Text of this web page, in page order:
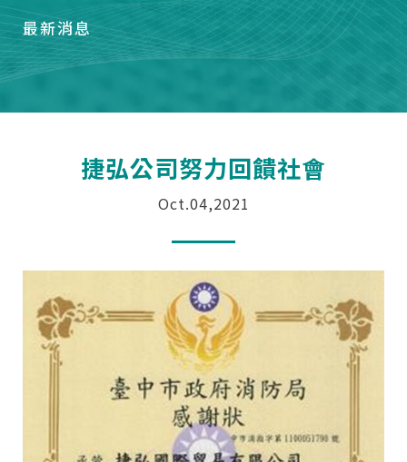
最新消息
捷弘公司努力回饋社會
Oct.04,2021